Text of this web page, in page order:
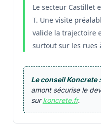
Le secteur Castillet
T. Une visite
valide la trajectoire
surtout sur les rues
Le conseil Koncrete :
amont sécurise le
surkoncrete.fr.